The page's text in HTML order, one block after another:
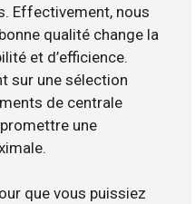
Effectivement, nous
qualité change la
et d’efficience.
sur une sélection
de centrale
une
que vous puissiez